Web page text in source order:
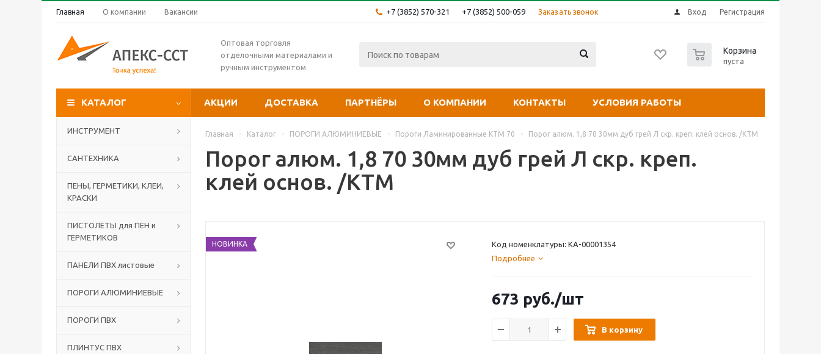
Главная О компании Вакансии +7 (3852) 570-321 +7 (3852) 500-059 Заказать звонок Вход Регистрация
Оптовая торговля
отделочными материалами и
ручным инструментом
Корзина
пуста
КАТАЛОГ АКЦИИ ДОСТАВКА ПАРТНЁРЫ О КОМПАНИИ КОНТАКТЫ УСЛОВИЯ РАБОТЫ
ИНСТРУМЕНТ
САНТЕХНИКА
ПЕНЫ, ГЕРМЕТИКИ, КЛЕИ,
КРАСКИ
ПИСТОЛЕТЫ для ПЕН и
ГЕРМЕТИКОВ
ПАНЕЛИ ПВХ листовые
ПОРОГИ АЛЮМИНИЕВЫЕ
ПОРОГИ ПВХ
ПЛИНТУС ПВХ
Главная - Каталог - ПОРОГИ АЛЮМИНИЕВЫЕ - Пороги Ламинированные КТМ 70 - Порог алюм. 1,8 70 30мм дуб грей Л скр. креп. клей основ. /КТМ
Порог алюм. 1,8 70 30мм дуб грей Л скр. креп.
клей основ. /КТМ
НОВИНКА
Код номенклатуры: КА-00001354
Подробнее
673 руб./шт
В корзину